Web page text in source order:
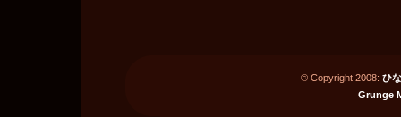
© Copyright 2008: ひ
Grunge